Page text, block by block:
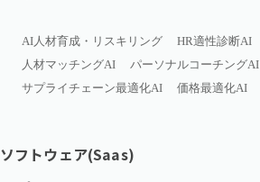
AI人材育成・リスキリング HR適性診断AI
人材マッチングAI
パーソナルコーチングAI
サプライチェーン最適化AI
価格最適化AI
ソフトウェア(Saas)